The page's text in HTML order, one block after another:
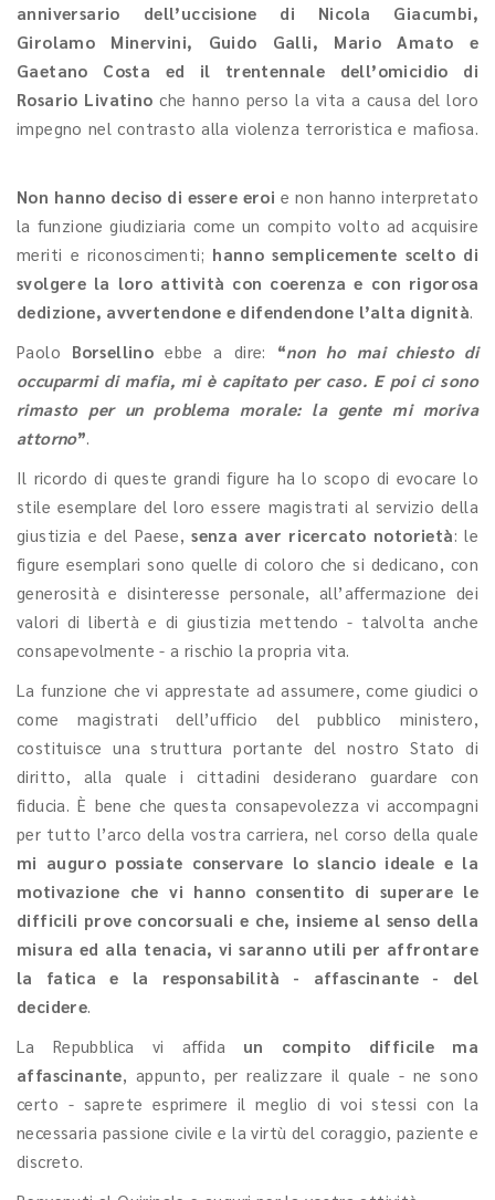
anniversario dell’uccisione di Nicola Giacumbi,
Girolamo Minervini, Guido Galli, Mario Amato e
Gaetano Costa ed il trentennale dell’omicidio di
Rosario Livatino che hanno perso la vita a causa del loro
impegno nel contrasto alla violenza terroristica e mafiosa.
Non hanno deciso di essere eroi e non hanno interpretato
la funzione giudiziaria come un compito volto ad acquisire
meriti e riconoscimenti; hanno semplicemente scelto di
svolgere la loro attività con coerenza e con rigorosa
dedizione, avvertendone e difendendone l’alta dignità
Paolo Borsellino ebbe a dire: “non ho mai chiesto di
occuparmi di mafia, mi è capitato per caso. E poi ci sono
rimasto per un problema morale: la gente mi moriva
attorno”
Il ricordo di queste grandi figure ha lo scopo di evocare lo
stile esemplare del loro essere magistrati al servizio della
giustizia e del Paese,senza aver ricercato notorietà: le
figure esemplari sono quelle di coloro che si dedicano, con
generosità e disinteresse personale, all’affermazione dei
valori di libertà e di giustizia mettendo - talvolta anche
consapevolmente - a rischio la propria vita.
La funzione che vi apprestate ad assumere, come giudici o
come magistrati dell’ufficio del pubblico ministero,
costituisce una struttura portante del nostro Stato di
diritto, alla quale i cittadini desiderano guardare con
fiducia. È bene che questa consapevolezza vi accompagni
per tutto l’arco della vostra carriera, nel corso della quale
mi auguro possiate conservare lo slancio ideale e la
motivazione che vi hanno consentito di superare le
difficili prove concorsuali e che, insieme al senso della
misura ed alla tenacia, vi saranno utili per affrontare
la fatica e la responsabilità - affascinante - del
decidere
La Repubblica vi affida un compito difficile ma
affascinante , appunto, per realizzare il quale - ne sono
certo - saprete esprimere il meglio di voi stessi con la
necessaria passione civile e la virtù del coraggio, paziente e
discreto.